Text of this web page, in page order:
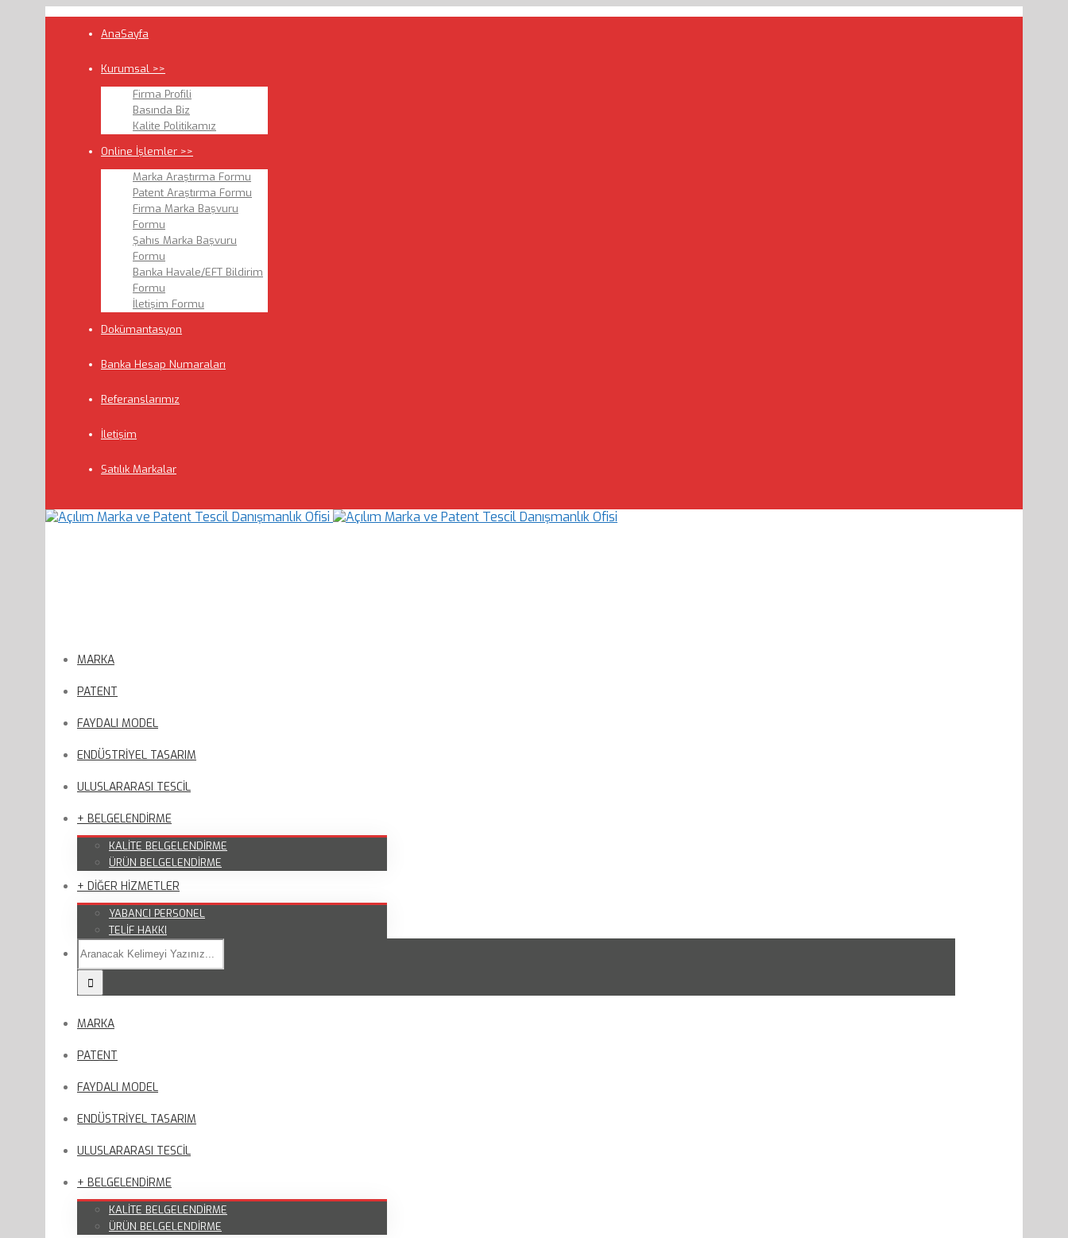
AnaSayfa
Kurumsal >>
Firma Profili
Basında Biz
Kalite Politikamız
Online İşlemler >>
Marka Araştırma Formu
Patent Araştırma Formu
Firma Marka Başvuru
Formu
Şahıs Marka Başvuru
Formu
Banka Havale/EFT Bildirim
Formu
İletişim Formu
Dokümantasyon
Banka Hesap Numaraları
Referanslarımız
İletişim
Satılık Markalar
MARKA
PATENT
FAYDALI MODEL
ENDÜSTRİYEL TASARIM
ULUSLARARASI TESCİL
+ BELGELENDİRME
KALİTE BELGELENDİRME
ÜRÜN BELGELENDİRME
+ DİĞER HİZMETLER
YABANCI PERSONEL
TELİF HAKKI
MARKA
PATENT
FAYDALI MODEL
ENDÜSTRİYEL TASARIM
ULUSLARARASI TESCİL
+ BELGELENDİRME
KALİTE BELGELENDİRME
ÜRÜN BELGELENDİRME